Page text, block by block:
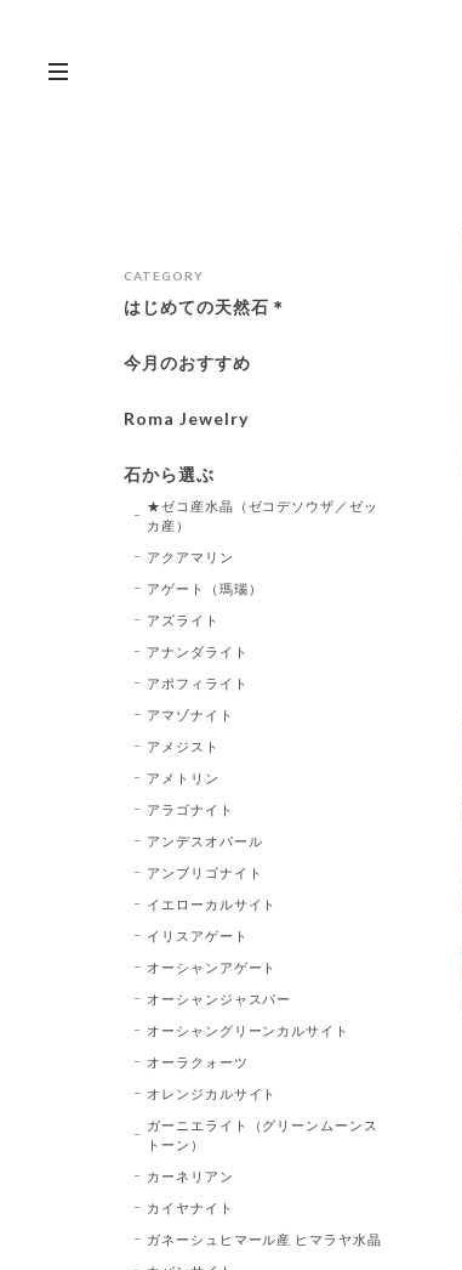
CATEGORY
はじめての天然石＊
今月のおすすめ
Roma Jewelry
石から選ぶ
★ゼコ産水晶（ゼコデソウザ／ゼッ
カ産）
アクアマリン
アゲート（瑪瑙）
アズライト
アナンダライト
アポフィライト
アマゾナイト
アメジスト
アメトリン
アラゴナイト
アンデスオパール
アンブリゴナイト
イエローカルサイト
イリスアゲート
オーシャンアゲート
オーシャンジャスパー
オーシャングリーンカルサイト
オーラクォーツ
オレンジカルサイト
ガーニエライト（グリーンムーンス
トーン）
カーネリアン
カイヤナイト
ガネーシュヒマール産 ヒマラヤ水晶